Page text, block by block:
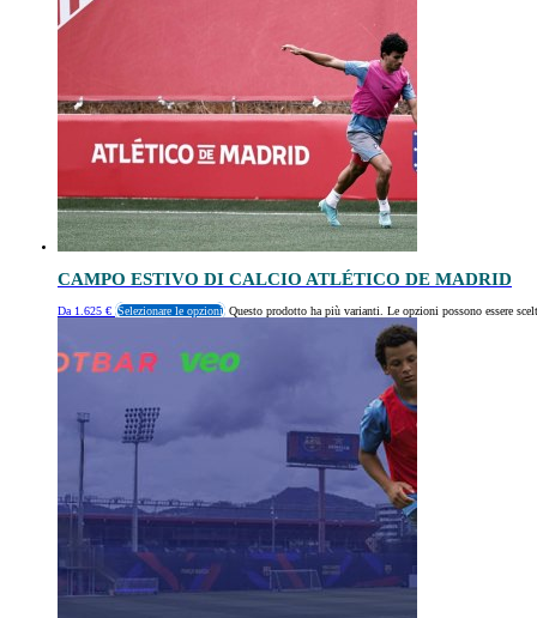
CAMPO ESTIVO DI CALCIO ATLÉTICO DE MADRID
Da 1.625 € Selezionare le opzioni Questo prodotto ha più varianti. Le opzioni possono essere